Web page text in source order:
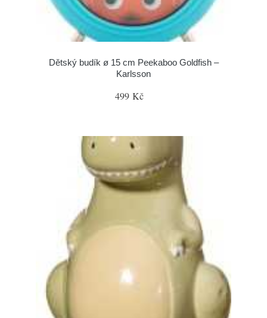
Dětský budík ø 15 cm Peekaboo Goldfish –
Karlsson
499 Kč